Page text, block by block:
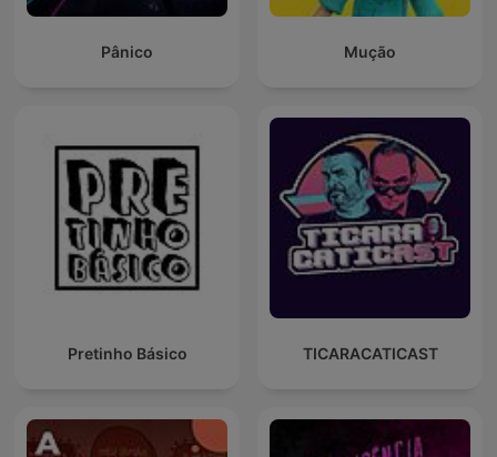
Pânico Mução
Pretinho Básico TICARACATICAST